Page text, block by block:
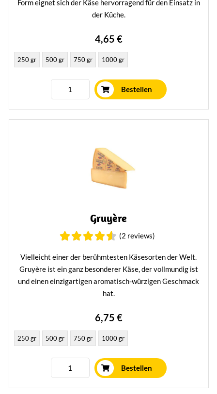
Form eignet sich der Käse hervorragend für den Einsatz in
der Küche.
4,65 €
250 gr 500 gr 750 gr 1000 gr
Bestellen
Gruyère
(2 reviews)
Vielleicht einer der berühmtesten Käsesorten der Welt.
Gruyère ist ein ganz besonderer Käse, der vollmundig ist
und einen einzigartigen aromatisch-würzigen Geschmack
hat.
6,75 €
250 gr 500 gr 750 gr 1000 gr
Bestellen